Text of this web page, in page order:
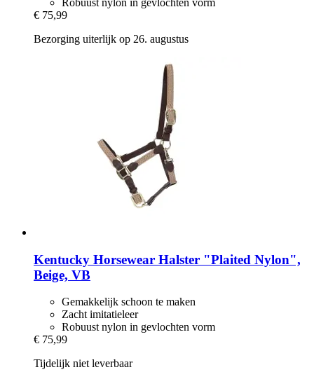
Robuust nylon in gevlochten vorm
€ 75,99
Bezorging uiterlijk op 26. augustus
Kentucky Horsewear Halster "Plaited Nylon",
Beige, VB
Gemakkelijk schoon te maken
Zacht imitatieleer
Robuust nylon in gevlochten vorm
€ 75,99
Tijdelijk niet leverbaar